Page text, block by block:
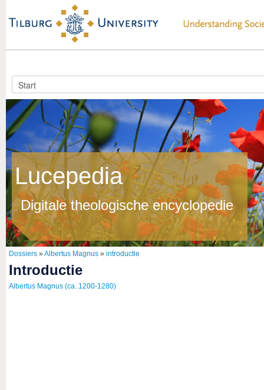
Lucepedia
Digitale theologische encyclopedie
Dossiers »Albertus Magnus » introductie
introductie
Albertus Magnus (ca. 1200-1280)